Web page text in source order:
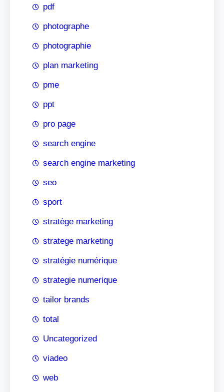
pdf
photographe
photographie
plan marketing
pme
ppt
pro page
search engine
search engine marketing
seo
sport
stratège marketing
stratege marketing
stratégie numérique
strategie numerique
tailor brands
total
Uncategorized
viadeo
web